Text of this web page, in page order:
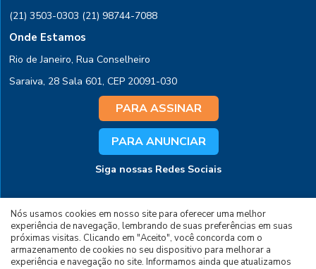
Nós usamos cookies em nosso site para oferecer uma melhor
experiência de navegação, lembrando de suas preferências em suas
próximas visitas. Clicando em "Aceito", você concorda com o
armazenamento de cookies no seu dispositivo para melhorar a
experiência e navegação no site. Informamos ainda que atualizamos
(21) 3503-0303 (21) 98744-7088
Onde Estamos
Rio de Janeiro, Rua Conselheiro
Saraiva, 28 Sala 601, CEP 20091-030
PARA ASSINAR
PARA ANUNCIAR
Siga nossas Redes Sociais